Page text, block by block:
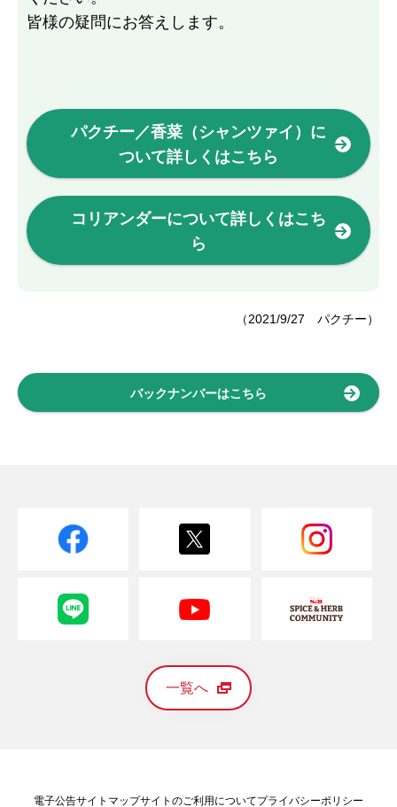
皆様の疑問にお答えします。
パクチー／香菜（シャンツァイ）に
ついて詳しくはこちら
コリアンダーについて詳しくはこち
ら
（2021/9/27 パクチー）
バックナンバーはこちら
一覧へ
電子公告サイトマップサイトのご利用についてプライバシーポリシー